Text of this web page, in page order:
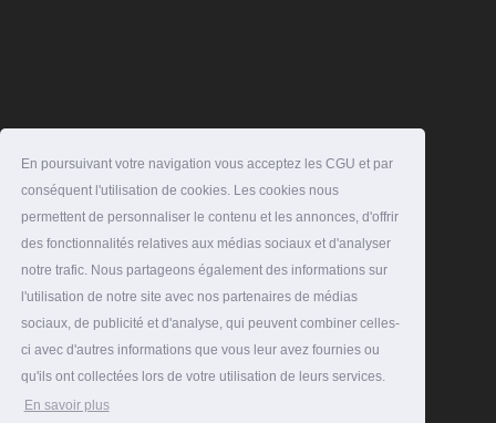
En poursuivant votre navigation vous acceptez les CGU et par
conséquent l'utilisation de cookies. Les cookies nous
permettent de personnaliser le contenu et les annonces, d'offrir
des fonctionnalités relatives aux médias sociaux et d'analyser
notre trafic. Nous partageons également des informations sur
l'utilisation de notre site avec nos partenaires de médias
sociaux, de publicité et d'analyse, qui peuvent combiner celles-
ci avec d'autres informations que vous leur avez fournies ou
qu'ils ont collectées lors de votre utilisation de leurs services.
En savoir plus